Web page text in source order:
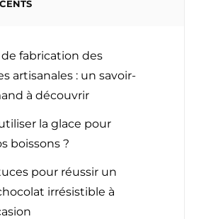
de fabrication des
artisanales : un savoir-
à découvrir
la glace pour
boissons ?
pour réussir un
irrésistible à